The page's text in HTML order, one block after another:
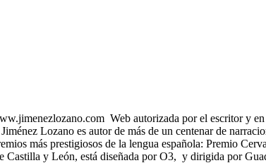
Web autorizada por el escritor y
Lozano es autor de más de un centenar de
más prestigiosos de la lengua española: Premio
y León, está diseñada por O3, y dirigida por